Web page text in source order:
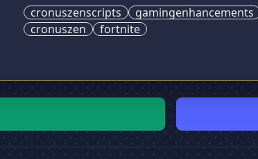
cronuszenscripts gamingenhancements
cronuszen
fortnite